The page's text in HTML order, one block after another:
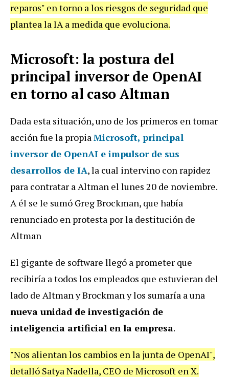
reparos" en torno a los riesgos de seguridad que
plantea la IA a medida que evoluciona.
Microsoft: la postura del
principal inversor de OpenAI
en torno al caso Altman
Dada esta situación, uno de los primeros en tomar
acción fue la propiaMicrosoft, principal
inversor de OpenAI e impulsor de sus
desarrollos de IA, la cual intervino con rapidez
para contratar a Altman el lunes 20 de noviembre.
A él se le sumó Greg Brockman, que había
renunciado en protesta por la destitución de
Altman
El gigante de software llegó a prometer que
recibiría a todos los empleados que estuvieran del
lado de Altman y Brockman y los sumaría a una
nueva unidad de investigación de
inteligencia artificial en la empresa.
"Nos alientan los cambios en la junta de OpenAI",
detalló Satya Nadella, CEO de Microsoft en X.